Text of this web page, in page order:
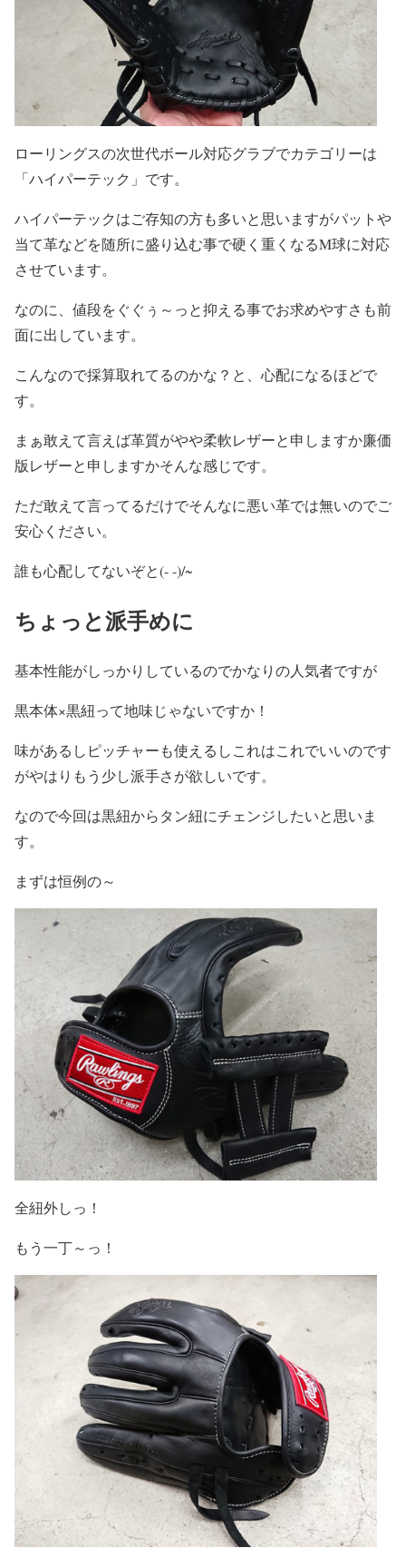
ローリングスの次世代ボール対応グラブでカテゴリーは
「ハイパーテック」です。
ハイパーテックはご存知の方も多いと思いますがパットや
当て革などを随所に盛り込む事で硬く重くなるM球に対応
させています。
なのに、値段をぐぐぅ～っと抑える事でお求めやすさも前
面に出しています。
こんなので採算取れてるのかな？と、心配になるほどで
す。
まぁ敢えて言えば革質がやや柔軟レザーと申しますか廉価
版レザーと申しますかそんな感じです。
ただ敢えて言ってるだけでそんなに悪い革では無いのでご
安心ください。
誰も心配してないぞと(- -)/~
ちょっと派手めに
基本性能がしっかりしているのでかなりの人気者ですが
黒本体×黒紐って地味じゃないですか！
味があるしピッチャーも使えるしこれはこれでいいのです
がやはりもう少し派手さが欲しいです。
なので今回は黒紐からタン紐にチェンジしたいと思いま
す。
まずは恒例の～
全紐外しっ！
もう一丁～っ！